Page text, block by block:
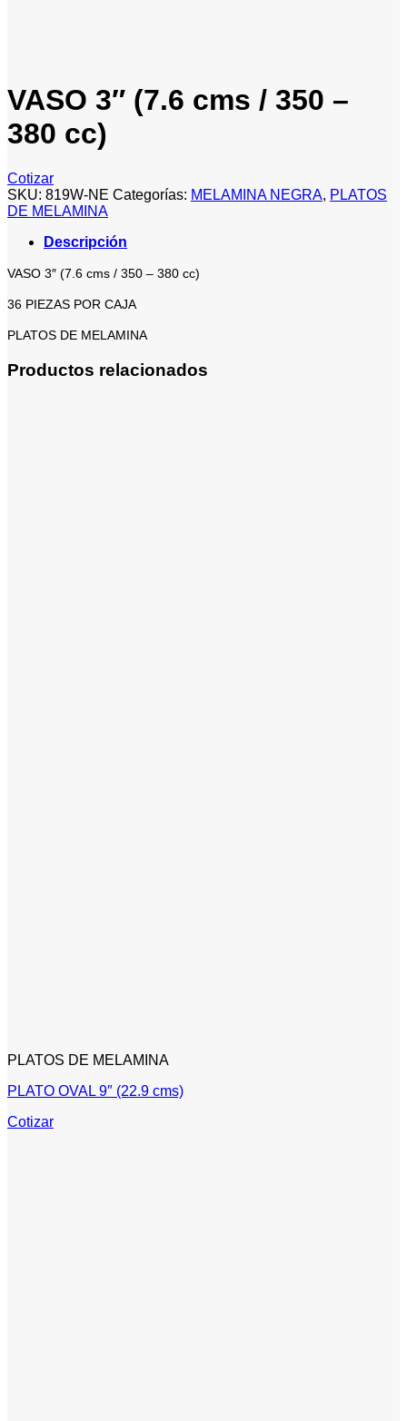
VASO 3″ (7.6 cms / 350 –
380 cc)
Cotizar
SKU: 819W-NE Categorías: MELAMINA NEGRA, PLATOS
DE MELAMINA
Descripción
VASO 3″ (7.6 cms / 350 – 380 cc)
36 PIEZAS POR CAJA
PLATOS DE MELAMINA
Productos relacionados
PLATOS DE MELAMINA
PLATO OVAL 9″ (22.9 cms)
Cotizar